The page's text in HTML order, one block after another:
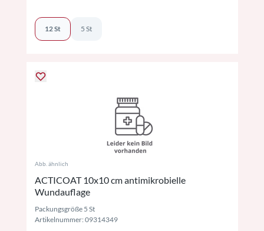
12 St 5 St
Abb. ähnlich
ACTICOAT 10x10 cm antimikrobielle
Wundauflage
Packungsgröße 5 St
Artikelnummer: 09314349